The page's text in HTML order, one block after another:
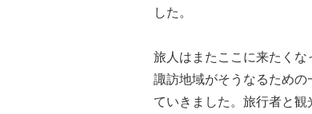
した。
旅人はまたここに来たくな
諏訪地域がそうなるため
ていきました。旅行者と